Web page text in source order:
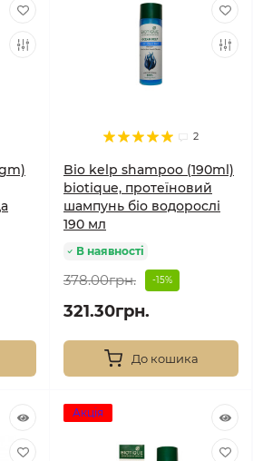
2
Bio kelp shampoo (190ml)
biotique, протеїновий
шампунь біо водорослі
190 мл
В наявності
378.00грн. -15%
321.30грн.
До кошика
Акція